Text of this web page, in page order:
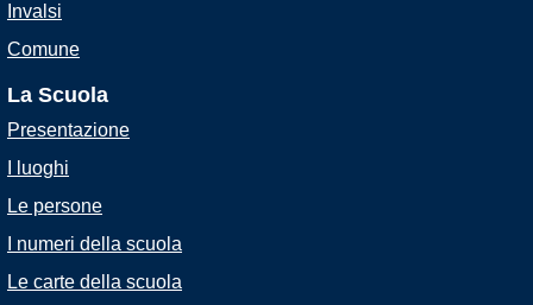
Invalsi
Comune
La Scuola
Presentazione
I luoghi
Le persone
I numeri della scuola
Le carte della scuola